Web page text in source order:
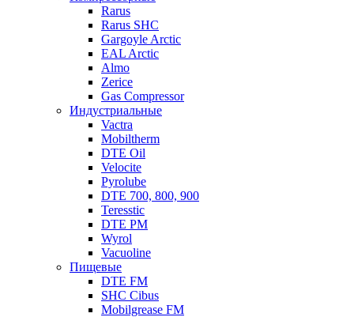
Rarus
Rarus SHC
Gargoyle Arctic
EAL Arctic
Almo
Zerice
Gas Compressor
Индустриальные
Vactra
Mobiltherm
DTE Oil
Velocite
Pyrolube
DTE 700, 800, 900
Teresstic
DTE PM
Wyrol
Vacuoline
Пищевые
DTE FM
SHC Cibus
Mobilgrease FM